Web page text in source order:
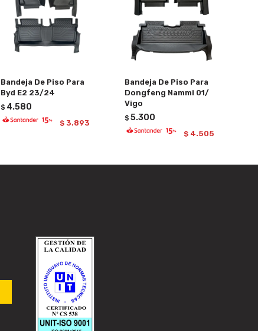
Bandeja De Piso Para
Byd E2 23/24
$ 4.580
$ 3.893
Bandeja De Piso Para
Dongfeng Nammi 01/
Vigo
$ 5.300
$ 4.505